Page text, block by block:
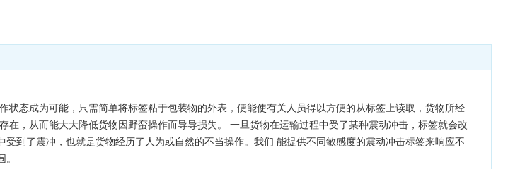
状态成为可能，只需简单将标签粘于包装物的外表，便能使有关人员得以方便的从标签上读取，货物所经
在，从而能大大降低货物因野蛮操作而导导损失。 一旦货物在运输过程中受了某种震动冲击，标签就会改
到了震冲，也就是货物经历了人为或自然的不当操作。我们 能提供不同敏感度的震动冲击标签来响应不